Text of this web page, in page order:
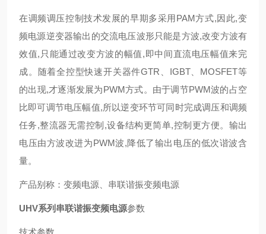
在调频调压控制技术发展的早期多采用PAM方式,因此,变
频电源逆变器输出的交流电压波形只能是方波,改变方波有
效值,只能通过改变方波的幅值,即中间直流电压幅值来完
成。随着全控型快速开关器件GTR、IGBT、MOSFET等
的出现,才逐渐发展为PWM方式。由于调节PWM波的占空
比即可调节电压幅值,所以逆变环节可同时完成调压和调频
任务,整流器无需控制,设备结构更简单,控制更方便。输出
电压由方波改进为PWM波,降低了输出电压的低次谐波含
量。
产品别称：变频电源、串联谐振变频电源
UHV系列串联谐振变频电源参数
技术参数